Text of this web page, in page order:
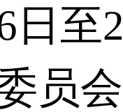
日至
员